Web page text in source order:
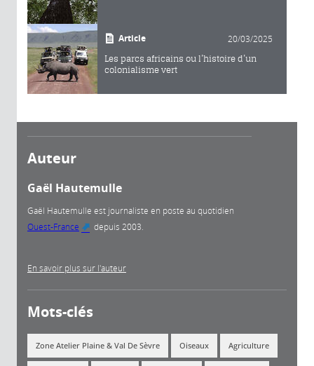
Article 20/03/2025
Les parcs africains ou l’histoire d’un
colonialisme vert
Auteur
Gaël Hautemulle
Gaël Hautemulle est journaliste en poste au quotidien
Ouest-France
(link is external)
depuis 2003.
En savoir plus sur l'auteur
Mots-clés
Zone Atelier Plaine & Val De Sèvre Oiseaux Agriculture